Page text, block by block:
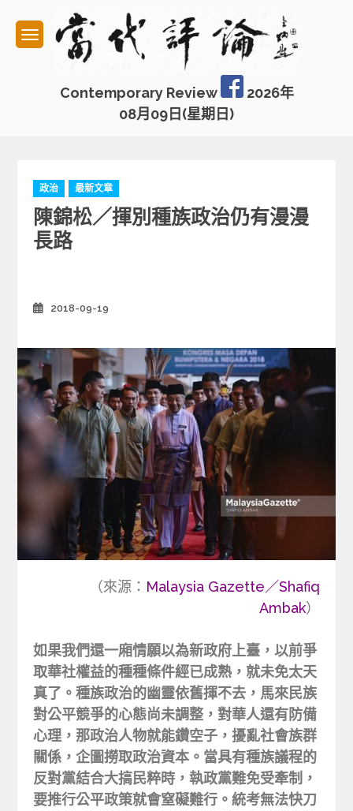
content
Contemporary Review
2026年
08月09日(星期日)
C
a
t
e
g
i
e
政治 最新文章
陳錦松／揮別種族政治仍有漫漫
長路
2018-09-19
（來源： Malaysia Gazette／Shafiq
Ambak）
如果我們還一廂情願以為新政府上臺，以前爭
取華社權益的種種條件經已成熟，就未免太天
真了。種族政治的幽靈依舊揮不去，馬來民族
對公平競爭的心態尚未調整，對華人還有防備
心理，那政治人物就能鑽空子，擾亂社會族群
關係，企圖撈取政治資本。當具有種族議程的
反對黨結合大搞民粹時，執政黨難免受牽制，
要推行公平政策就會窒礙難行。統考無法快刀